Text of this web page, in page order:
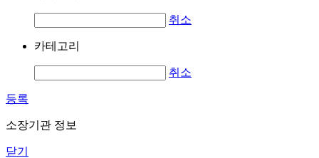
취소
카테고리
취소
등록
소장기관 정보
닫기